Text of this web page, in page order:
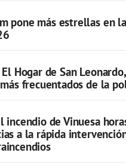
pone más estrellas en
Hogar de San
frecuentados de la
incendio de Vinuesa
a la rápida